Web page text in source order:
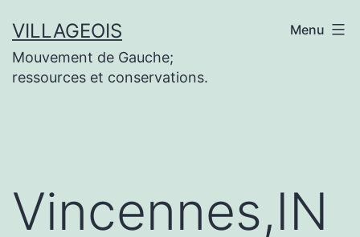
au
contenu
VILLAGEOIS
Mouvement de Gauche;
ressources et conservations.
Menu
Vincennes,IN